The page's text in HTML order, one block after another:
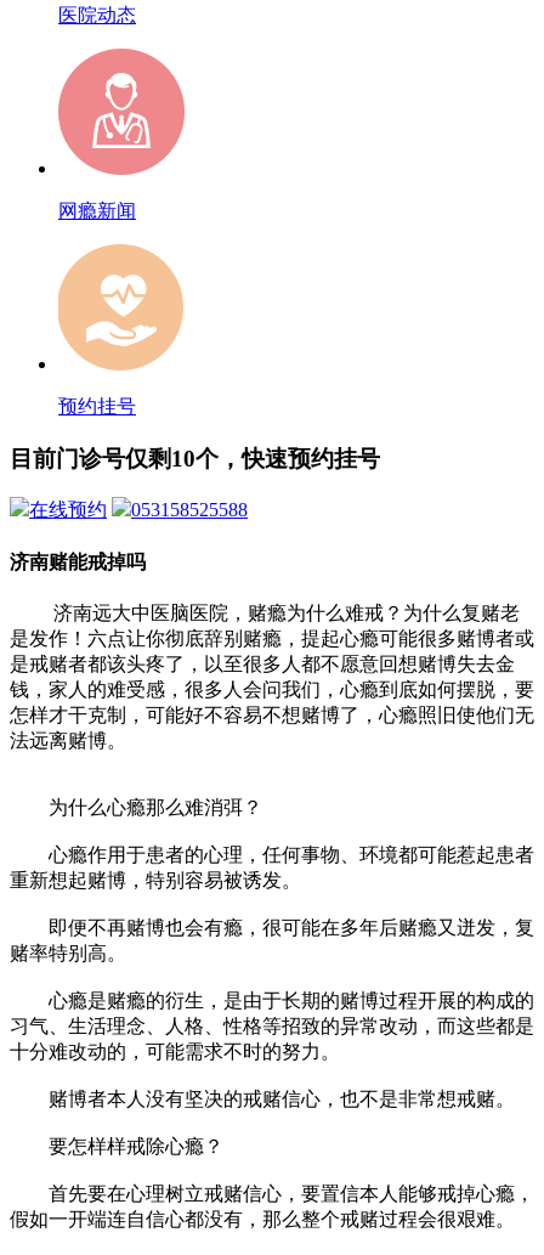
医院动态
网瘾新闻
预约挂号
目前门诊号仅剩10个，快速预约挂号
在线预约 053158525588
济南赌能戒掉吗
济南远大中医脑医院，赌瘾为什么难戒？为什么复赌老
是发作！六点让你彻底辞别赌瘾，提起心瘾可能很多赌博者或
是戒赌者都该头疼了，以至很多人都不愿意回想赌博失去金
钱，家人的难受感，很多人会问我们，心瘾到底如何摆脱，要
怎样才干克制，可能好不容易不想赌博了，心瘾照旧使他们无
法远离赌博。
为什么心瘾那么难消弭？
心瘾作用于患者的心理，任何事物、环境都可能惹起患者
重新想起赌博，特别容易被诱发。
即便不再赌博也会有瘾，很可能在多年后赌瘾又迸发，复
赌率特别高。
心瘾是赌瘾的衍生，是由于长期的赌博过程开展的构成的
习气、生活理念、人格、性格等招致的异常改动，而这些都是
十分难改动的，可能需求不时的努力。
赌博者本人没有坚决的戒赌信心，也不是非常想戒赌。
要怎样样戒除心瘾？
首先要在心理树立戒赌信心，要置信本人能够戒掉心瘾，
假如一开端连自信心都没有，那么整个戒赌过程会很艰难。